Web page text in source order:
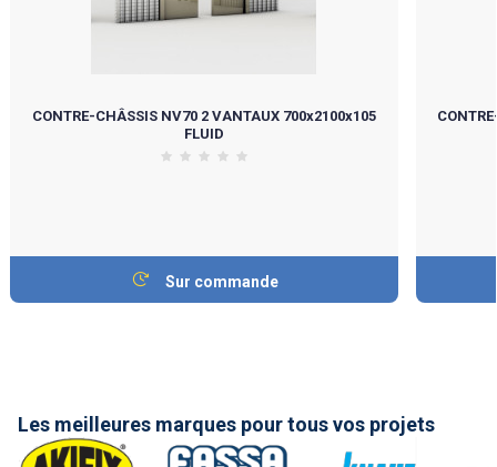
CONTRE-CHÂSSIS NV70 2 VANTAUX 700x2100x105
FLUID
Sur commande
Les meilleures marques pour tous vos projets